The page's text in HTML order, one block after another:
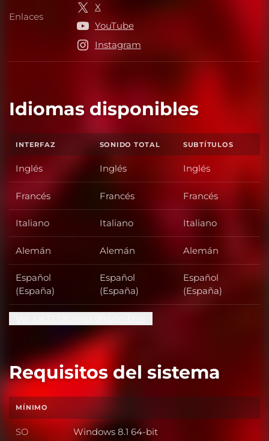
Enlaces Enlaces
X
YouTube
Instagram
Idiomas disponibles
INTERFAZ SONIDO TOTAL SUBTÍTULOS
Inglés Inglés Inglés
Francés Francés Francés
Italiano Italiano Italiano
Alemán Alemán Alemán
Español
(España)
Español
(España)
Español
(España)
Requisitos del sistema
MÍNIMO
SO SO
Windows 8.1 64-bit